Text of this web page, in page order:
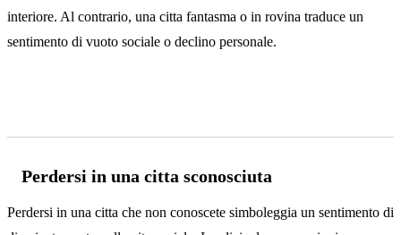
interiore. Al contrario, una citta fantasma o in rovina traduce un
sentimento di vuoto sociale o declino personale.
Perdersi in una citta sconosciuta
Perdersi in una citta che non conoscete simboleggia un sentimento di